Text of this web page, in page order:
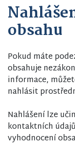
obsahu
Pokud máte
obsahuje
informace,
nahlásit
Nahlášení lze
kontaktních
vyhodnocení